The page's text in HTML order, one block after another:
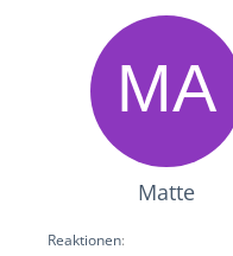
Matte
Reaktionen